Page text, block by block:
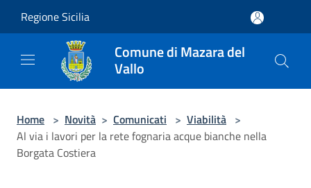
Regione Sicilia
Comune di Mazara del
Vallo
Home > Novità > Comunicati > Viabilità >
Al via i lavori per la rete fognaria acque bianche nella
Borgata Costiera